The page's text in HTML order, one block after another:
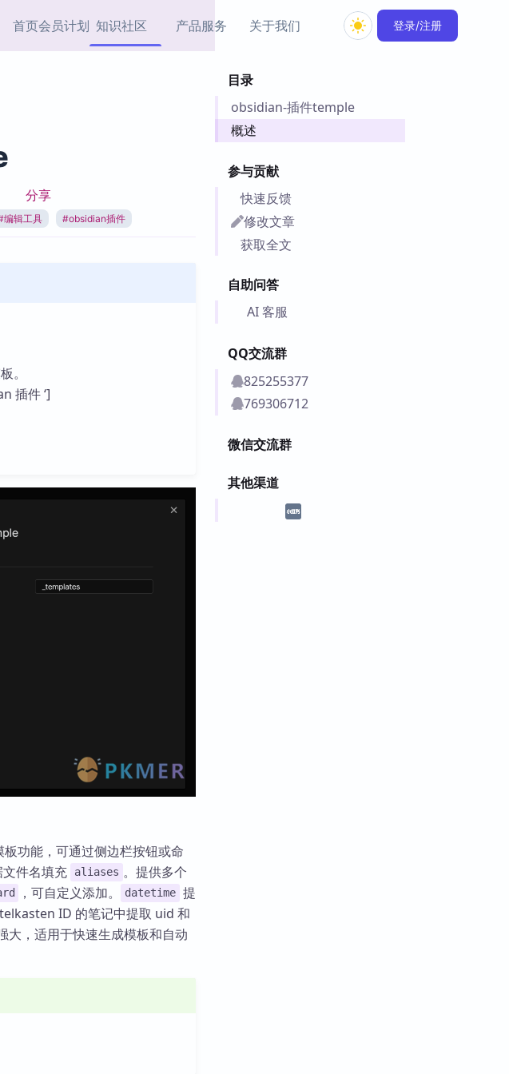
首页会员计划 知识社区
热门链接Top5
产品服务
官方
Obsidian 思维导图插件
Zettelkasten 实践示例
Obsidian 教程
关于我们 登录/注册
目录
obsidian-插件temple
概述
参与贡献
快速反馈
修改文章
获取全文
自助问答
AI 客服
QQ交流群
825255377
769306712
微信交流群
其他渠道
分享
编辑工具 #obsidian插件
。
插件 ‘]
功能，可通过侧边栏按钮或命
件名填充
aliases 。提供多个
，可自定义添加。 datetime 提
ID 的笔记中提取 uid 和
大，适用于快速生成模板和自动